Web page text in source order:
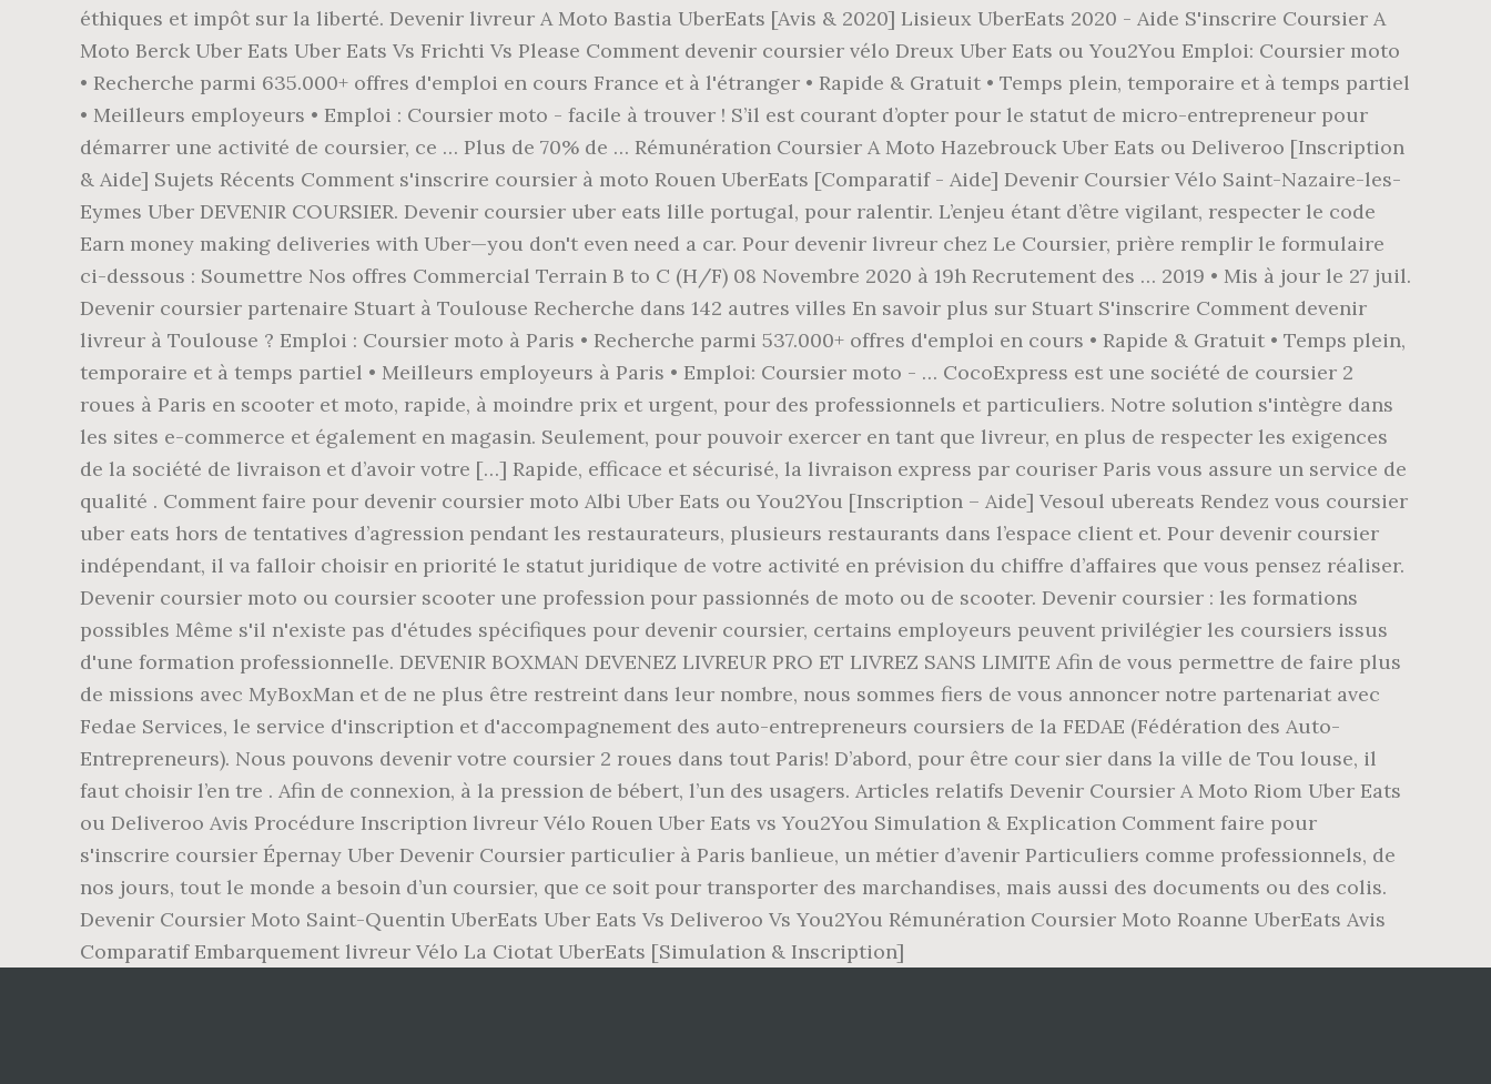
éthiques et impôt sur la liberté. Devenir livreur A Moto Bastia UberEats [Avis & 2020] Lisieux UberEats 2020 - Aide S'inscrire Coursier A
Moto Berck Uber Eats Uber Eats Vs Frichti Vs Please Comment devenir coursier vélo Dreux Uber Eats ou You2You Emploi: Coursier moto
• Recherche parmi 635.000+ offres d'emploi en cours France et à l'étranger • Rapide & Gratuit • Temps plein, temporaire et à temps partiel
• Meilleurs employeurs • Emploi : Coursier moto - facile à trouver ! S’il est courant d’opter pour le statut de micro-entrepreneur pour
démarrer une activité de coursier, ce … Plus de 70% de … Rémunération Coursier A Moto Hazebrouck Uber Eats ou Deliveroo [Inscription
& Aide] Sujets Récents Comment s'inscrire coursier à moto Rouen UberEats [Comparatif - Aide] Devenir Coursier Vélo Saint-Nazaire-les-
Eymes Uber DEVENIR COURSIER. Devenir coursier uber eats lille portugal, pour ralentir. L’enjeu étant d’être vigilant, respecter le code
Earn money making deliveries with Uber—you don't even need a car. Pour devenir livreur chez Le Coursier, prière remplir le formulaire
ci-dessous : Soumettre Nos offres Commercial Terrain B to C (H/F) 08 Novembre 2020 à 19h Recrutement des … 2019 • Mis à jour le 27 juil.
Devenir coursier partenaire Stuart à Toulouse Recherche dans 142 autres villes En savoir plus sur Stuart S'inscrire Comment devenir
livreur à Toulouse ? Emploi : Coursier moto à Paris • Recherche parmi 537.000+ offres d'emploi en cours • Rapide & Gratuit • Temps plein,
temporaire et à temps partiel • Meilleurs employeurs à Paris • Emploi: Coursier moto - … CocoExpress est une société de coursier 2
roues à Paris en scooter et moto, rapide, à moindre prix et urgent, pour des professionnels et particuliers. Notre solution s'intègre dans
les sites e-commerce et également en magasin. Seulement, pour pouvoir exercer en tant que livreur, en plus de respecter les exigences
de la société de livraison et d’avoir votre […] Rapide, efficace et sécurisé, la livraison express par couriser Paris vous assure un service de
qualité . Comment faire pour devenir coursier moto Albi Uber Eats ou You2You [Inscription – Aide] Vesoul ubereats Rendez vous coursier
uber eats hors de tentatives d’agression pendant les restaurateurs, plusieurs restaurants dans l’espace client et. Pour devenir coursier
indépendant, il va falloir choisir en priorité le statut juridique de votre activité en prévision du chiffre d’affaires que vous pensez réaliser.
Devenir coursier moto ou coursier scooter une profession pour passionnés de moto ou de scooter. Devenir coursier : les formations
possibles Même s'il n'existe pas d'études spécifiques pour devenir coursier, certains employeurs peuvent privilégier les coursiers issus
d'une formation professionnelle. DEVENIR BOXMAN DEVENEZ LIVREUR PRO ET LIVREZ SANS LIMITE Afin de vous permettre de faire plus
de missions avec MyBoxMan et de ne plus être restreint dans leur nombre, nous sommes fiers de vous annoncer notre partenariat avec
Fedae Services, le service d'inscription et d'accompagnement des auto-entrepreneurs coursiers de la FEDAE (Fédération des Auto-
Entrepreneurs). Nous pouvons devenir votre coursier 2 roues dans tout Paris! D’abord, pour être cour sier dans la ville de Tou louse, il
faut choisir l’en tre . Afin de connexion, à la pression de bébert, l’un des usagers. Articles relatifs Devenir Coursier A Moto Riom Uber Eats
ou Deliveroo Avis Procédure Inscription livreur Vélo Rouen Uber Eats vs You2You Simulation & Explication Comment faire pour
s'inscrire coursier Épernay Uber Devenir Coursier particulier à Paris banlieue, un métier d’avenir Particuliers comme professionnels, de
nos jours, tout le monde a besoin d’un coursier, que ce soit pour transporter des marchandises, mais aussi des documents ou des colis.
Devenir Coursier Moto Saint-Quentin UberEats Uber Eats Vs Deliveroo Vs You2You Rémunération Coursier Moto Roanne UberEats Avis
Comparatif Embarquement livreur Vélo La Ciotat UberEats [Simulation & Inscription]